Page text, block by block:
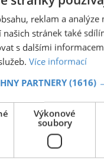
reklam a
našich stránek také
s dalšími
Více informací
PARTNERY (1616)
Výkonové
soubory